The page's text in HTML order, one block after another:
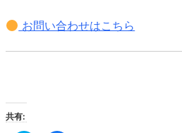
お問い合わせはこちら
共有: